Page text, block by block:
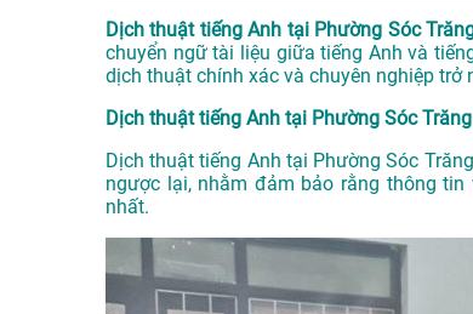
Dịch thuật tiếng Anh tại Phường Sóc
chuyển ngữ tài liệu giữa tiếng Anh và
dịch thuật chính xác và chuyên nghiệp trở
Dịch thuật tiếng Anh tại Phường Sóc
Dịch thuật tiếng Anh tại Phường Sóc
ngược lại, nhằm đảm bảo rằng thông
nhất.